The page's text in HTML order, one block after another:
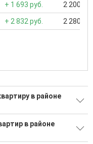
+ 1 693 руб. 2 200
+ 2 832 руб. 2 280
в районе
квартиру в
в районе